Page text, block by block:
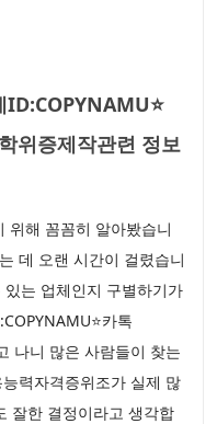
위증제작관련 정보
위해 꼼꼼히 알아봤습니
데 오랜 시간이 걸렸습니
는 업체인지 구별하기가
카톡
나니 많은 사람들이 찾는
력자격증위조가 실제 많
잘한 결정이라고 생각합